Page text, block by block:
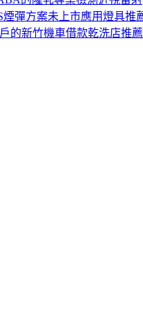
彈方案未上市應用燈具推
的新竹機車借款乾洗店推薦